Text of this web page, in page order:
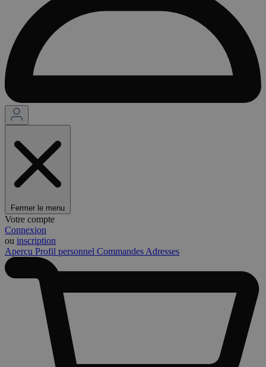
Fermer le menu
Votre compte
Connexion
ou inscription
Aperçu Profil personnel Commandes Adresses